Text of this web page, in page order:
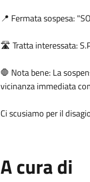
📍 Fermata sospesa:
🛣️ Tratta interessata:
🛑 Nota bene: La
vicinanza immediata
Ci scusiamo per il
A cura di